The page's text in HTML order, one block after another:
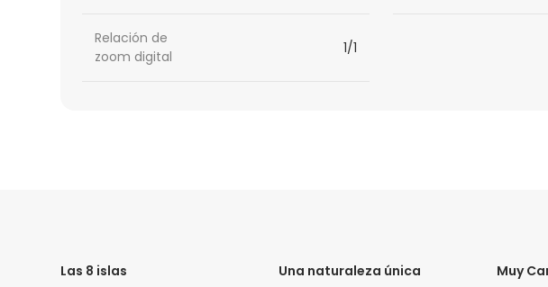
Relación de
zoom digital
1/1
Las 8 islas Una naturaleza única Muy